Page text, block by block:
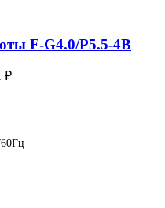
F-G4.0/P5.5-4B
₽